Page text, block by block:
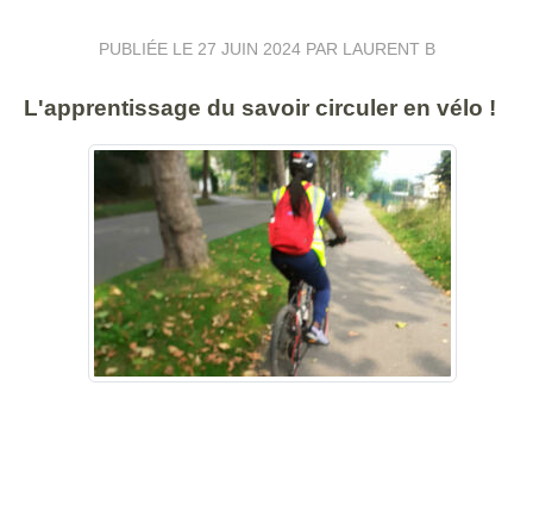
PUBLIÉE LE 27 JUIN 2024PAR LAURENT B
L'apprentissage du savoir circuler en vélo !